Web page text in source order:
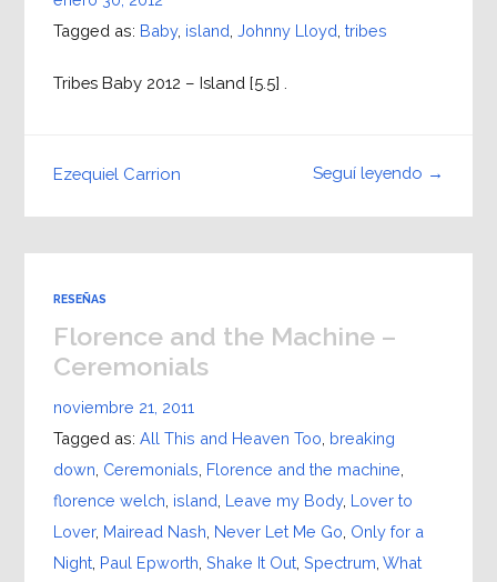
Tagged as: Baby, island Johnny Lloyd tribes
Tribes Baby 2012 – Island [5.5] .
Seguí leyendo →
Ezequiel Carrion
RESEÑAS
Florence and the Machine –
Ceremonials
noviembre 21, 2011
Tagged as: All This and Heaven Too breaking
down Ceremonials Florence and the machine
florence welch island Leave my Body, Lover to
Lover, Mairead Nash Never Let Me Go Only for a
Night, Paul Epworth Shake It Out, Spectrum What